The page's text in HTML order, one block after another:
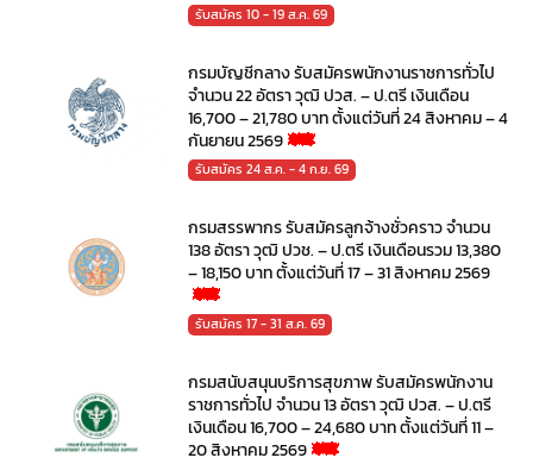
รับสมัคร 10 - 19 ส.ค. 69
กรมบัญชีกลาง รับสมัครพนักงานราชการทั่วไป
จำนวน 22 อัตรา วุฒิ ปวส. – ป.ตรี เงินเดือน
16,700 – 21,780 บาท ตั้งแต่วันที่ 24 สิงหาคม – 4
กันยายน 2569
รับสมัคร 24 ส.ค. - 4 ก.ย. 69
กรมสรรพากร รับสมัครลูกจ้างชั่วคราว จำนวน
138 อัตรา วุฒิ ปวช. – ป.ตรี เงินเดือนรวม 13,380
– 18,150 บาท ตั้งแต่วันที่ 17 – 31 สิงหาคม 2569
รับสมัคร 17 - 31 ส.ค. 69
กรมสนับสนุนบริการสุขภาพ รับสมัครพนักงาน
ราชการทั่วไป จำนวน 13 อัตรา วุฒิ ปวส. – ป.ตรี
เงินเดือน 16,700 – 24,680 บาท ตั้งแต่วันที่ 11 –
20 สิงหาคม 2569